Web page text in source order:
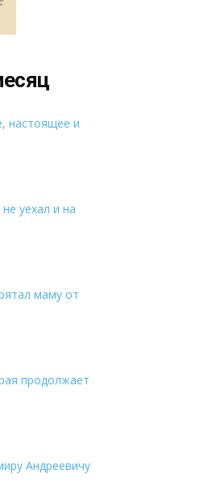
настоящее и
уехал и на
маму от
продолжает
Андреевичу